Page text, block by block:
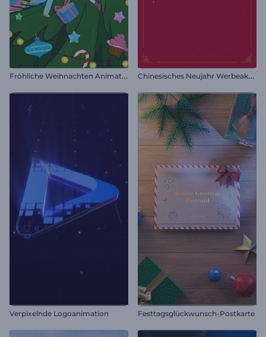
F
röhliche Weihnachten Animationen C
hinesisches Neujahr Werbeaktion
Verpixelnde Logoanimation Festtagsglückwunsch-Postkarte